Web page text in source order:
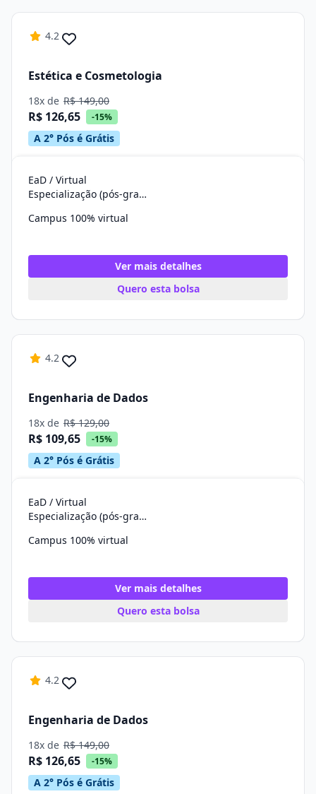
4.2
Estética e Cosmetologia
18x de R$ 149,00
R$ 126,65 -15%
A 2° Pós é Grátis
EaD / Virtual
Especialização (pós-graduação)
Campus 100% virtual
Ver mais detalhes
Quero esta bolsa
4.2
Engenharia de Dados
18x de R$ 129,00
R$ 109,65 -15%
A 2° Pós é Grátis
EaD / Virtual
Especialização (pós-graduação)
Campus 100% virtual
Ver mais detalhes
Quero esta bolsa
4.2
Engenharia de Dados
18x de R$ 149,00
R$ 126,65 -15%
A 2° Pós é Grátis